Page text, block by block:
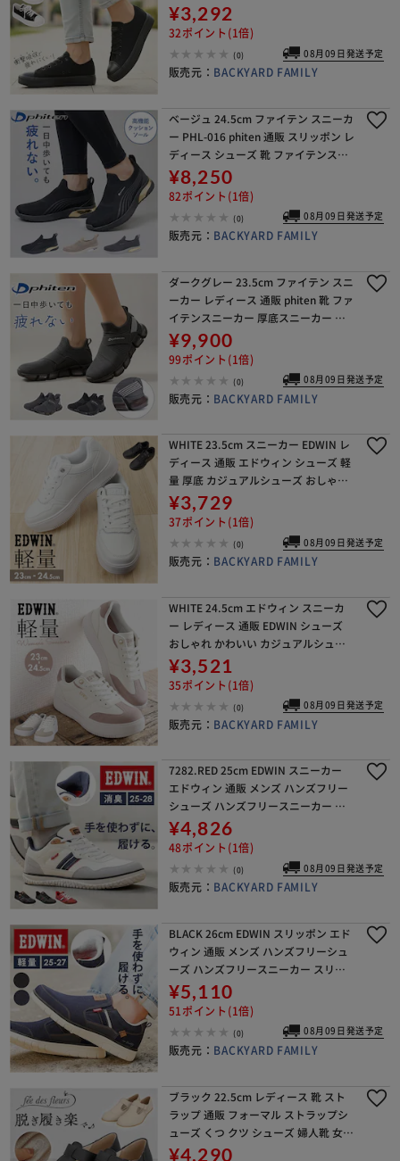
学 学生 おしゃれ かわいい ローカット
カジュアル カジュアルスニーカー
¥3,292
32ポイント(1倍)
(0) 08月09日発送予定
販売元： BACKYARD FAMILY
ベージュ 24.5cm ファイテン スニーカ
ー PHL-016 phiten 通販 スリッポン レ
ディース シューズ 靴 ファイテンスニ
ーカー 運動靴 スリップオン ウォーキ
ングシューズ おしゃれ 履
¥8,250
82ポイント(1倍)
(0) 08月09日発送予定
販売元： BACKYARD FAMILY
ダークグレー 23.5cm ファイテン スニ
ーカー レディース 通販 phiten 靴 ファ
イテンスニーカー 厚底スニーカー 運
動靴 厚底 シューズ ウォーキング PHL-
007 メンズ 軽量 軽い
¥9,900
99ポイント(1倍)
(0) 08月09日発送予定
販売元： BACKYARD FAMILY
WHITE 23.5cm スニーカー EDWIN レ
ディース 通販 エドウィン シューズ 軽
量 厚底 カジュアルシューズ おしゃれ
かわいい レディーススニーカー 厚底
スニーカー 通勤 通学 靴 レデ
¥3,729
37ポイント(1倍)
(0) 08月09日発送予定
販売元： BACKYARD FAMILY
WHITE 24.5cm エドウィン スニーカ
ー レディース 通販 EDWIN シューズ
おしゃれ かわいい カジュアルシュー
ズ 軽量 厚底 レディーススニーカー レ
ディースシューズ 厚底スニーカー
¥3,521
35ポイント(1倍)
(0) 08月09日発送予定
販売元： BACKYARD FAMILY
7282.RED 25cm EDWIN スニーカー
エドウィン 通販 メンズ ハンズフリー
シューズ ハンズフリースニーカー ス
リップイン 履きやすい 手を使わずに
履ける靴 シューズ 運動靴 靴 おしゃ
¥4,826
48ポイント(1倍)
(0) 08月09日発送予定
販売元： BACKYARD FAMILY
BLACK 26cm EDWIN スリッポン エド
ウィン 通販 メンズ ハンズフリーシュ
ーズ ハンズフリースニーカー スリッ
プイン 紐なし 履きやすい 手を使わず
に履ける靴 シューズ 靴 おしゃれ 紐
¥5,110
51ポイント(1倍)
(0) 08月09日発送予定
販売元： BACKYARD FAMILY
ブラック 22.5cm レディース 靴 スト
ラップ 通販 フォーマル ストラップシ
ューズ くつ クツ シューズ 婦人靴 女性
甲ストラップ おしゃれ オシャレ 高反
¥4,290